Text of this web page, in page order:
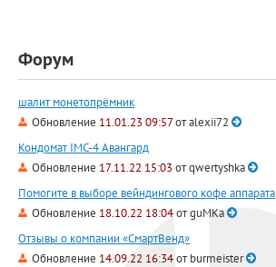
Форум
шалит монетопрёмник
Обновление 11.01.23 09:57отalexii72
Кондомат IMC-4 Авангард
Обновление 17.11.22 15:03 отqwertyshka
Помогите в выборе вейндингового кофе аппарата
Обновление 18.10.22 18:04отguMKa
Отзывы о компании «СмартВенд»
Обновление 14.09.22 16:34отburmeister